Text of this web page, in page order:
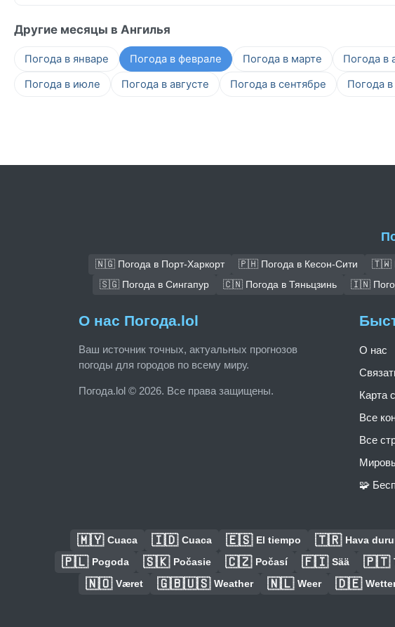
Другие месяцы в Ангилья
Погода в январе Погода в феврале Погода в марте Погода в
Погода в июле
Погода в августе Погода в сентябре Погода
🇳🇬 Погода в Порт-Харкорт 🇵🇭 Погода в Кесон-Сити 🇹🇼
🇸🇬 Погода в Сингапур
🇨🇳 Погода в Тяньцзинь 🇮🇳
О нас Погода.lol
Ваш источник точных, актуальных прогнозов
погоды для городов по всему миру.
Погода.lol © 2026. Все права защищены.
О нас
Карта
Все
Все
🧩
🇲🇾 Cuaca 🇮🇩 Cuaca 🇪🇸 El tiempo 🇹🇷 Hava
🇵🇱 Pogoda 🇸🇰 Počasie 🇨🇿 Počasí 🇫🇮 Sää 🇵🇹
🇳🇴 Været 🇬🇧🇺🇸 Weather 🇳🇱 Weer 🇩🇪